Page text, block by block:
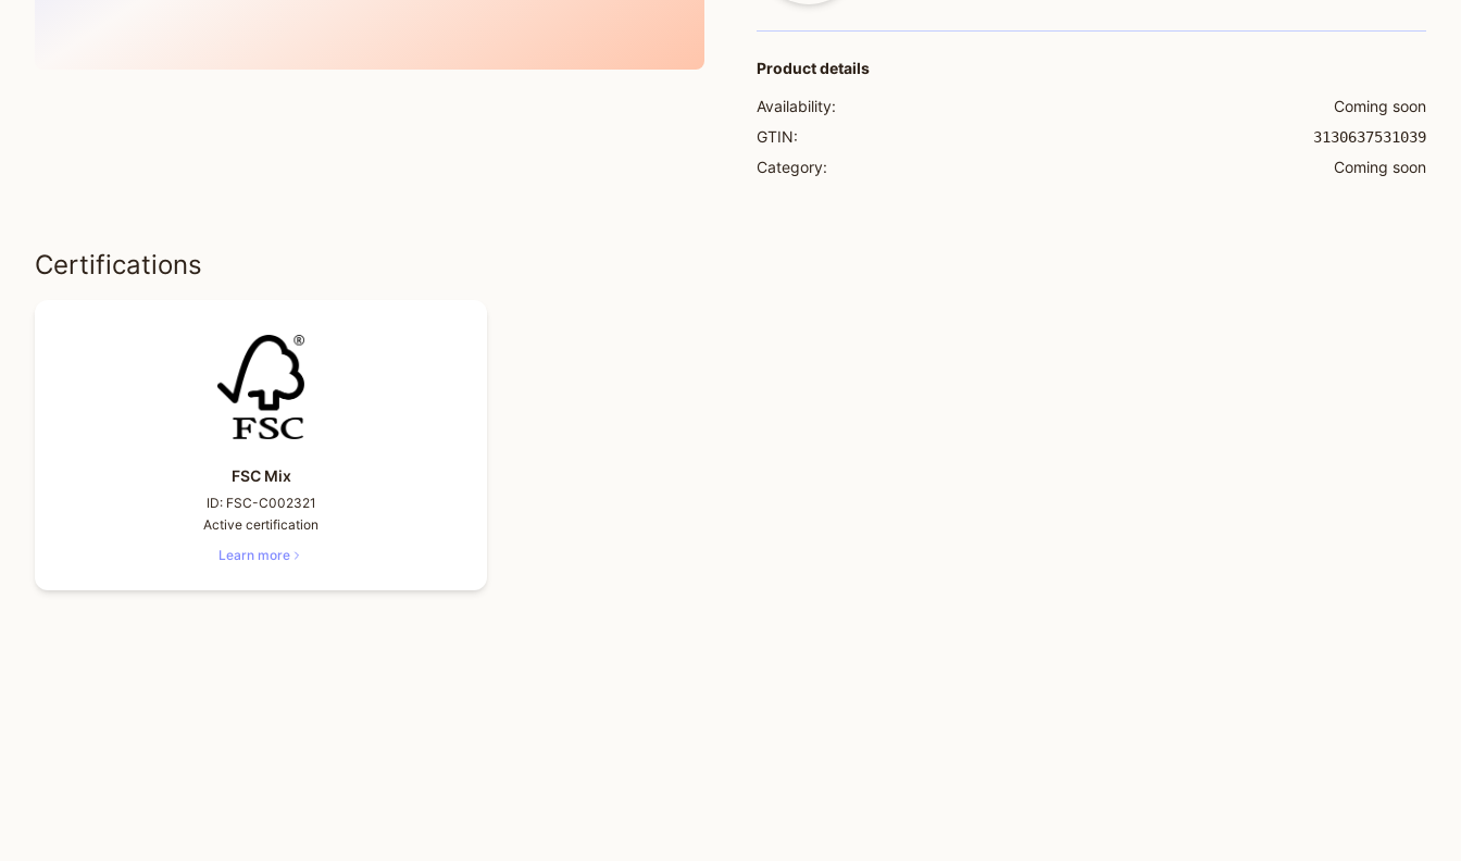
Product details
Availability:
Coming soon
GTIN:
3130637531039
Category: Coming soon
Certifications
FSC Mix
ID: FSC-C002321
Active certification
Learn more